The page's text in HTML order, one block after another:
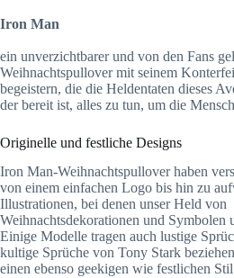
Iron Man
ein unverzichtbarer und von den Fans
Weihnachtspullover mit seinem
begeistern, die die Heldentaten dieses
der bereit ist, alles zu tun, um die
Originelle und festliche Designs
Iron Man-Weihnachtspullover haben
von einem einfachen Logo bis hin zu
Illustrationen, bei denen unser Held von
Weihnachtsdekorationen und Symbolen
Einige Modelle tragen auch lustige
kultige Sprüche von Tony Stark
einen ebenso geekigen wie festlichen